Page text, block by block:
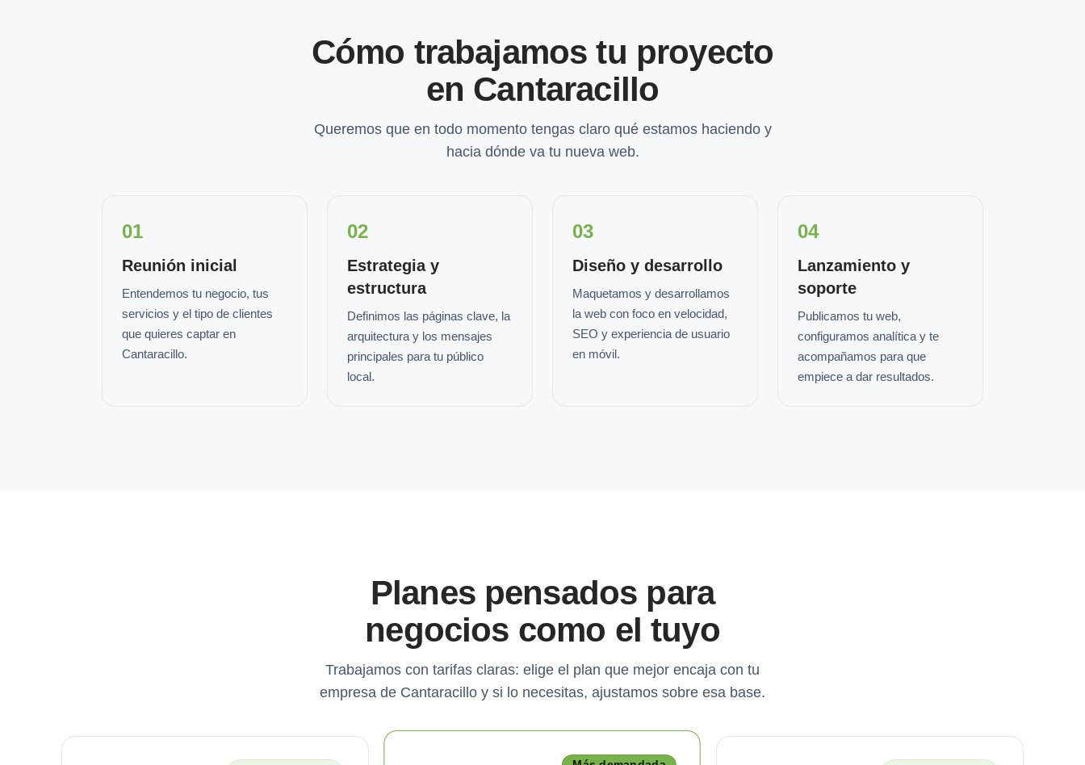
Cómo trabajamos tu proyecto
en Cantaracillo
Queremos que en todo momento tengas claro qué estamos haciendo y
hacia dónde va tu nueva web.
01
Reunión inicial
Entendemos tu negocio, tus
servicios y el tipo de clientes
que quieres captar en
Cantaracillo.
02
Estrategia y
estructura
Definimos las páginas clave, la
arquitectura y los mensajes
principales para tu público
local.
03
Diseño y desarrollo
Maquetamos y desarrollamos
la web con foco en velocidad,
SEO y experiencia de usuario
en móvil.
04
Lanzamiento y
soporte
Publicamos tu web,
configuramos analítica y te
acompañamos para que
empiece a dar resultados.
Planes pensados para
negocios como el tuyo
Trabajamos con tarifas claras: elige el plan que mejor encaja con tu
empresa de Cantaracillo y si lo necesitas, ajustamos sobre esa base.